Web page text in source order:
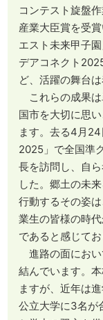
コンテスト旋盤
産業大臣賞を受
エスト未来甲子
デアコネクト
ど、活躍の舞台
これらの成果は
国市を大切に思
ます。去る4月
2025」で全国準
長を訪問し、自
した。郷土の未
行動するその姿
業生の皆様の時
であると感じてお
進路の面におい
結んでいます。
ますが、近年は
公立大学に3名が